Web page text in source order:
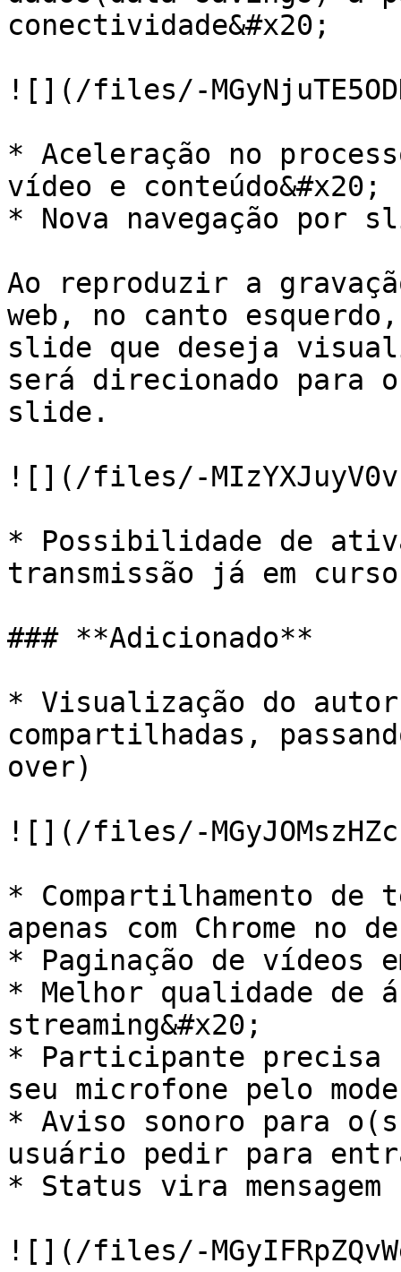
conectividade&#x20;
![](/files/-
* Aceleração no
vídeo e conteúdo&#x20;
* Nova navegação por
Ao reproduzir a
web, no canto
slide que deseja
será direcionado para
slide.
![](/files/-
* Possibilidade de
transmissão já em curso
### **Adicionado**
* Visualização do
compartilhadas,
over)
![](/files/-
* Compartilhamento de
apenas com Chrome no
* Paginação de vídeos
* Melhor qualidade de
streaming&#x20;
* Participante precisa
seu microfone pelo
* Aviso sonoro para
usuário pedir para
* Status vira mensagem
![](/files/-